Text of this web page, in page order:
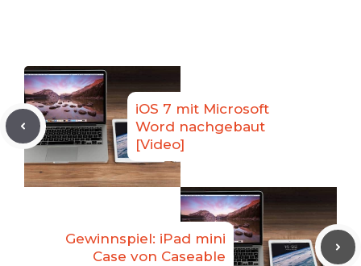
iOS 7 mit Microsoft
Word nachgebaut
[Video]
Gewinnspiel: iPad mini
Case von Caseable